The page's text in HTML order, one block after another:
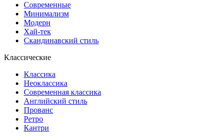
Современные
Минимализм
Модерн
Хай-тек
Скандинавский стиль
Классические
Классика
Неоклассика
Современная классика
Английский стиль
Прованс
Ретро
Кантри